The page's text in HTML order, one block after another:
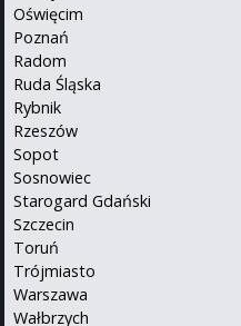
Oświęcim
Poznań
Radom
Ruda Śląska
Rybnik
Rzeszów
Sopot
Sosnowiec
Starogard Gdański
Szczecin
Toruń
Trójmiasto
Warszawa
Wałbrzych